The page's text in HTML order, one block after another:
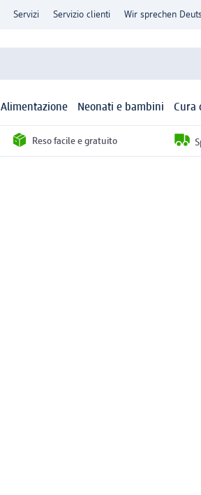
Servizi Servizio clienti Wir sprechen
Alimentazione Neonati e bambini Cura
Reso facile e gratuito